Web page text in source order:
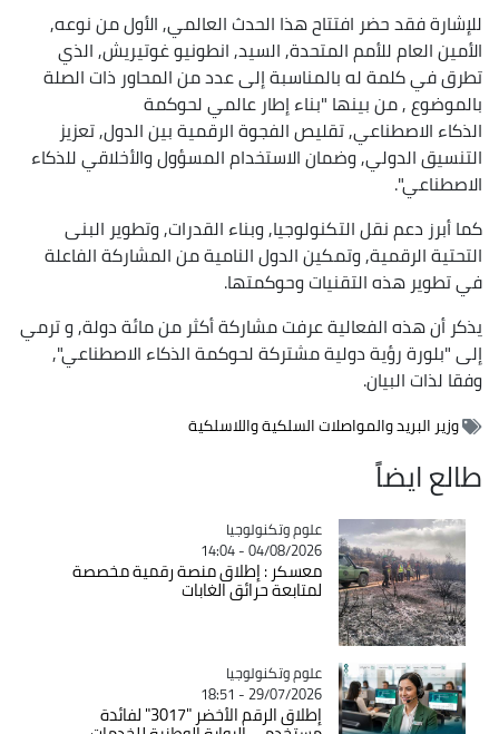
للإشارة فقد حضر افتتاح هذا الحدث العالمي, الأول من نوعه,
الأمين العام للأمم المتحدة, السيد, انطونيو غوتيريش, الذي
تطرق في كلمة له بالمناسبة إلى عدد من المحاور ذات الصلة
بالموضوع , من بينها "بناء إطار عالمي لحوكمة
الذكاء الاصطناعي, تقليص الفجوة الرقمية بين الدول, تعزيز
التنسيق الدولي, وضمان الاستخدام المسؤول والأخلاقي للذكاء
الاصطناعي".
كما أبرز دعم نقل التكنولوجيا, وبناء القدرات, وتطوير البنى
التحتية الرقمية, وتمكين الدول النامية من المشاركة الفاعلة
في تطوير هذه التقنيات وحوكمتها.
يذكر أن هذه الفعالية عرفت مشاركة أكثر من مائة دولة, و ترمي
إلى "بلورة رؤية دولية مشتركة لحوكمة الذكاء الاصطناعي",
وفقا لذات البيان.
وزير البريد والمواصلات السلكية واللاسلكية
طالع ايضاً
Catégorie
علوم وتكنولوجيا
04/08/2026 - 14:04
معسكر : إطلاق منصة رقمية مخصصة
لمتابعة حرائق الغابات
Catégorie
علوم وتكنولوجيا
29/07/2026 - 18:51
إطلاق الرقم الأخضر "3017" لفائدة